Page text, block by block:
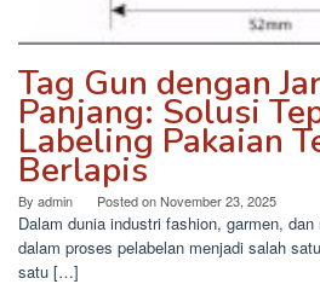
Tag Gun dengan
Panjang: Solusi
Labeling Pakaian
Berlapis
By admin Posted onNovember 23, 2025
Dalam dunia industri fashion, garmen,
dalam proses pelabelan menjadi salah
satu […]